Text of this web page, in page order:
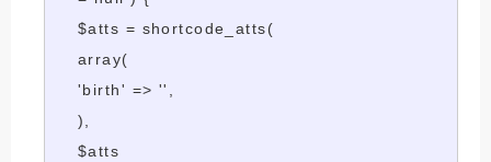
$atts = shortcode_atts(
array(
'birth' => '',
),
$atts